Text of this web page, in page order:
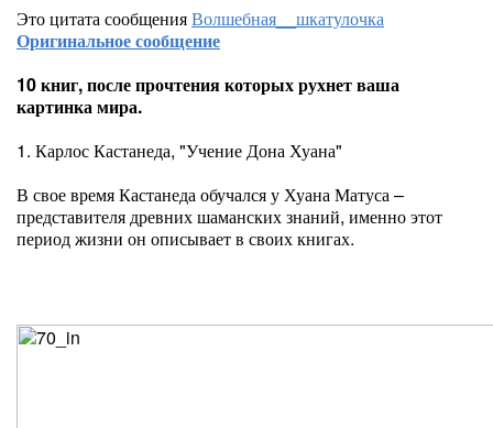
Это цитата сообщенияВолшебная__шкатулочка
Оригинальное сообщение
10 книг, после прочтения которых рухнет ваша
картинка мира.
1. Карлос Кастанеда, "Учение Дона Хуана"
В свое время Кастанеда обучался у Хуана Матуса –
представителя древних шаманских знаний, именно этот
период жизни он описывает в своих книгах.